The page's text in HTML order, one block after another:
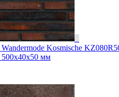
Kosmische
500x40x50 мм